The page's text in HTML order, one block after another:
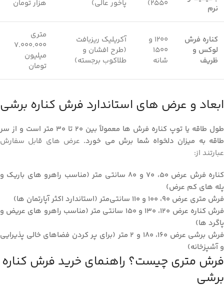
نرم
۲۵۵۰)
پاخور عالی)
هزار تومان
کناره فرش
لوکس و
ظریف
۱۲۰۰ و
۱۵۰۰
شانه
آکریلیک ریزبافت
(طرح افشان و
طلاکوب برجسته)
متری
۷.۰۰۰.۰۰۰
میلیون
تومان
ابعاد و عرض ‌های استاندارد فرش کناره برشی
طول طاقه یا توپ کناره فرش ها معمولاً بین ۲۰ تا ۳۰ متر است و از سر
طاقه به میزان دلخواه شما برش می ‌خورد. عرض‌ های قابل سفارش
عبارتند از:
کناره فرش عرض ۵۰، ۷۰ و ۸۰ سانتی ‌متر (مناسب راهرو های باریک و
پله‌ های کم‌ عرض)
فرش متری عرض ۹۰، ۱۰۰ و ۱۱۰ سانتی‌متر (استاندارد اکثر آپارتمان ‌ها)
فرش کناره عرض ۱۲۰، ۱۳۰ و ۱۵۰ سانتی ‌متر (مناسب راهرو های عریض و
پاگرد ها)
فرش برشی عرض ۱۶۰، ۱۸۰ و ۲ متر (برای پر کردن فضاهای خالی پذیرایی
و آشپزخانه)
فرش متری چیست؟ راهنمای خرید فرش کناره
برشی